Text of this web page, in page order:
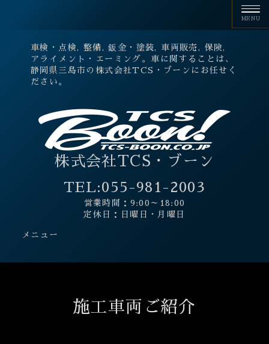
車検・点検, 整備, 鈑金・塗装, 車両販売, 保険,
アライメント・エーミング。車に関することは、
静岡県三島市の株式会社TCS・ブーンにお任せく
ださい。
株式会社TCS・ブーン
TEL:055-981-2003
営業時間：9:00～18:00
定休日：日曜日・月曜日
メニュー
施工車両ご紹介